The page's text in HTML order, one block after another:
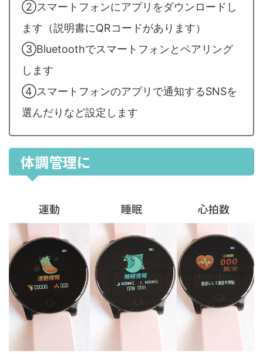
②スマートフォンにアプリをダウンロードし
ます（説明書にQRコードがあります）
③Bluetoothでスマートフォンとペアリング
します
④スマートフォンのアプリで通知するSNSを
選んだりなど設定します
体調管理に